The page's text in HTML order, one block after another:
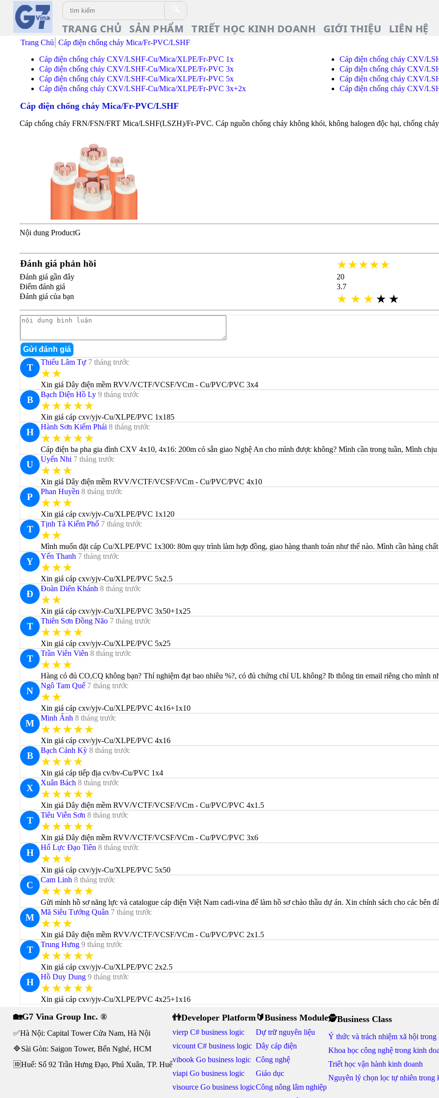
TRANG CHỦ SẢN PHẨM TRIẾT HỌC KINH DOANH GIỚI THIỆU LIÊN HỆ
Trang Chủ
Cáp điện chống cháy Mica/Fr-PVC/LSHF
Cáp điện chống cháy CXV/LSHF-Cu/Mica/XLPE/Fr-PVC 1x
Cáp điện chống cháy CXV/
Cáp điện chống cháy CXV/LSHF-Cu/Mica/XLPE/Fr-PVC 3x
Cáp điện chống cháy CXV/
Cáp điện chống cháy CXV/LSHF-Cu/Mica/XLPE/Fr-PVC 5x
Cáp điện chống cháy CXV/
Cáp điện chống cháy CXV/LSHF-Cu/Mica/XLPE/Fr-PVC 3x+2x
Cáp điện chống cháy CXV/
Cáp điện chống cháy Mica/Fr-PVC/LSHF
Cáp chống cháy FRN/FSN/FRT Mica/LSHF(LSZH)/Fr-PVC. Cáp nguồn chống cháy không khói, không halogen độc hại, chống
Nội dung ProductG
Đánh giá phản hồi ★★★★★
Đánh giá gần đây
20
Điểm đánh giá
3.7
Đánh giá của bạn
★ ★ ★ ★ ★
Gửi đánh giá
T
Thiếu Lâm Tự 7 tháng trước
★★
Xin giá Dây điện mềm RVV/VCTF/VCSF/VCm - Cu/PVC/PVC 3x4
B
Bạch Diện Hồ Ly 9 tháng trước
★★★★★
Xin giá cáp cxv/yjv-Cu/XLPE/PVC 1x185
H
Hành Sơn Kiếm Phái 8 tháng trước
★★★★★
Cáp điện ba pha gia đình CXV 4x10, 4x16: 200m có sẵn giao Nghệ An cho mình được không? Mình cần trong tuần, Mình chịu
U
Uyển Nhi 7 tháng trước
★★★
Xin giá Dây điện mềm RVV/VCTF/VCSF/VCm - Cu/PVC/PVC 4x10
P
Phan Huyền 8 tháng trước
★★★
Xin giá cáp cxv/yjv-Cu/XLPE/PVC 1x120
T
Tịnh Tà Kiếm Phổ 7 tháng trước
★★
Mình muốn đặt cáp Cu/XLPE/PVC 1x300: 80m quy trình làm hợp đồng, giao hàng thanh toán như thế nào. Mình cần hàng
Y
Yến Thanh 7 tháng trước
★★★
Xin giá cáp cxv/yjv-Cu/XLPE/PVC 5x2.5
Đ
Đoàn Diên Khánh 8 tháng trước
★★
Xin giá cáp cxv/yjv-Cu/XLPE/PVC 3x50+1x25
T
Thiên Sơn Đồng Não 7 tháng trước
★★★★
Xin giá cáp cxv/yjv-Cu/XLPE/PVC 5x25
T
Trần Viên Viên 8 tháng trước
★★★
Hàng có đủ CO,CQ không bạn? Thí nghiệm đạt bao nhiêu %?, có đủ chứng chỉ UL không? Ib thông tin email riêng cho mình
N
Ngô Tam Quế 7 tháng trước
★★
Xin giá cáp cxv/yjv-Cu/XLPE/PVC 4x16+1x10
M
Minh Ánh 8 tháng trước
★★★★★
Xin giá cáp cxv/yjv-Cu/XLPE/PVC 4x16
B
Bạch Cảnh Kỳ 8 tháng trước
★★★★
Xin giá cáp tiếp địa cv/bv-Cu/PVC 1x4
X
Xuân Bách 8 tháng trước
★★★★★
Xin giá Dây điện mềm RVV/VCTF/VCSF/VCm - Cu/PVC/PVC 4x1.5
T
Tiêu Viễn Sơn 8 tháng trước
★★★★★
Xin giá Dây điện mềm RVV/VCTF/VCSF/VCm - Cu/PVC/PVC 3x6
H
Hổ Lực Đạo Tiên 8 tháng trước
★★★
Xin giá cáp cxv/yjv-Cu/XLPE/PVC 5x50
C
Cam Linh 8 tháng trước
★★★★★
Gửi mình hồ sơ năng lực và catalogue cáp điện Việt Nam cadi-vina để làm hồ sơ chào thầu dự án. Xin chính sách cho các bên
M
Mã Siêu Tướng Quân 7 tháng trước
★★★
Xin giá Dây điện mềm RVV/VCTF/VCSF/VCm - Cu/PVC/PVC 2x1.5
T
Trung Hưng 9 tháng trước
★★★★★
Xin giá cáp cxv/yjv-Cu/XLPE/PVC 2x2.5
H
Hồ Duy Dung 9 tháng trước
★★★★★
Xin giá cáp cxv/yjv-Cu/XLPE/PVC 4x25+1x16
🏡G7 Vina Group Inc. ®
✅Hà Nội: Capital Tower Cửa Nam, Hà Nội
🔷Sài Gòn: Saigon Tower, Bến Nghé, HCM
🆔Huế: Số 92 Trần Hưng Đạo, Phú Xuân, TP. Huế
👬Developer Platform
vierp C# business logic
vicount C# business logic
vibook Go business logic
viapi Go business logic
visource Go business logic
🔰Business Module
Dự trữ nguyên liệu
Dây cáp điện
Công nghệ
Giáo dục
Công nông lâm nghiệp
🕵Business Class
Ý thức và trách nhiệm xã hội trong
Khoa học công nghệ trong kinh
Triết học vận hành kinh doanh
Nguyên lý chọn lọc tự nhiên trong